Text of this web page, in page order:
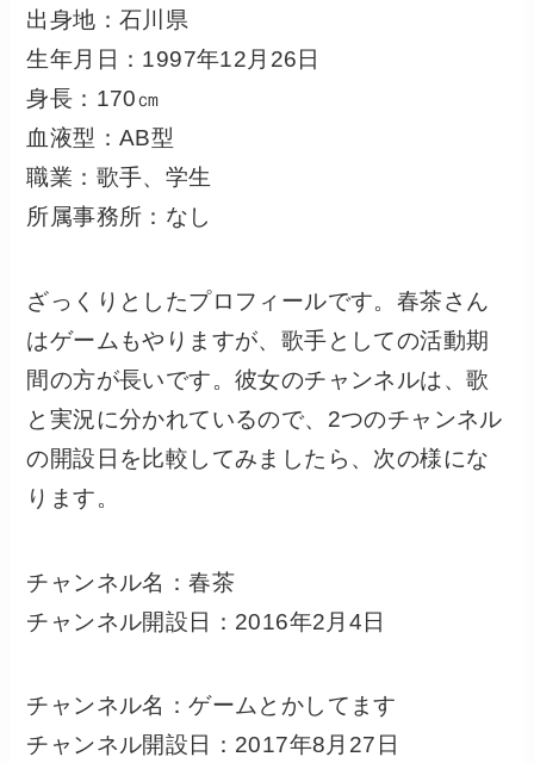
出身地：石川県
生年月日：1997年12月26日
身長：170㎝
血液型：AB型
職業：歌手、学生
所属事務所：なし
ざっくりとしたプロフィールです。春茶さん
はゲームもやりますが、歌手としての活動期
間の方が長いです。彼女のチャンネルは、歌
と実況に分かれているので、2つのチャンネル
の開設日を比較してみましたら、次の様にな
ります。
チャンネル名：春茶
チャンネル開設日：2016年2月4日
チャンネル名：ゲームとかしてます
チャンネル開設日：2017年8月27日